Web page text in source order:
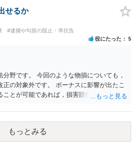
せるか
#逮捕や勾留の阻止・準抗告
役にたった 5
野です。 今回のような物損についても，
正の対象外です。 ボーナスに影響が出たこ
ことが可能であれば，損害賠償請求（慰謝
す。 更に詳しいアドバイスをご希望であれ
いただければと存じます。 これで回答を終
もっとみる